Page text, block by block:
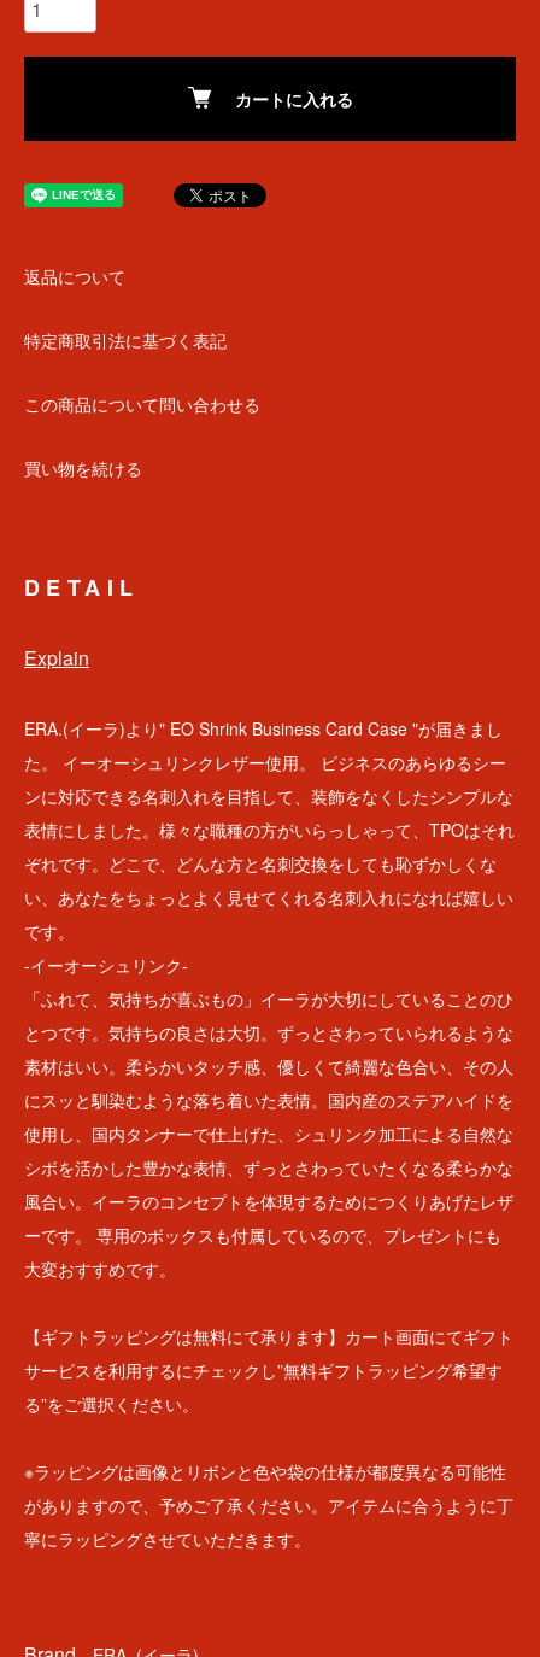
カートに入れる
返品について
特定商取引法に基づく表記
この商品について問い合わせる
買い物を続ける
DETAIL
Explain
ERA.(イーラ)より" EO Shrink Business Card Case "が届きまし
た。 イーオーシュリンクレザー使用。 ビジネスのあらゆるシー
ンに対応できる名刺入れを目指して、装飾をなくしたシンプルな
表情にしました。様々な職種の方がいらっしゃって、TPOはそれ
ぞれです。どこで、どんな方と名刺交換をしても恥ずかしくな
い、あなたをちょっとよく見せてくれる名刺入れになれば嬉しい
です。
-イーオーシュリンク-
「ふれて、気持ちが喜ぶもの」イーラが大切にしていることのひ
とつです。気持ちの良さは大切。ずっとさわっていられるような
素材はいい。柔らかいタッチ感、優しくて綺麗な色合い、その人
にスッと馴染むような落ち着いた表情。国内産のステアハイドを
使用し、国内タンナーで仕上げた、シュリンク加工による自然な
シボを活かした豊かな表情、ずっとさわっていたくなる柔らかな
風合い。イーラのコンセプトを体現するためにつくりあげたレザ
ーです。 専用のボックスも付属しているので、プレゼントにも
大変おすすめです。
【ギフトラッピングは無料にて承ります】カート画面にてギフト
サービスを利用するにチェックし”無料ギフトラッピング希望す
る”をご選択ください。
※ラッピングは画像とリボンと色や袋の仕様が都度異なる可能性
がありますので、予めご了承ください。アイテムに合うように丁
寧にラッピングさせていただきます。